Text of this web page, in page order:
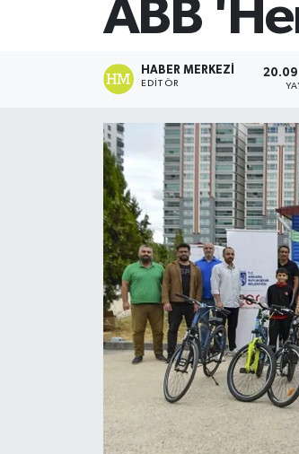
ABB
HABER MERKEZI
EDITÖR
SİYASET
Teknoloji
TRABZON
TRABZONSPOR